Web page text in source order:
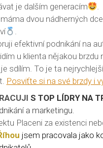
je dalším generacím
.
dvou nádherných
.
efektivní podnikání na
u klienta nějakou brzdu
sdílím. To je ta
Posviťte si na své brzdy i
S TOP LÍDRY NA
a marketingu.
Placeni za existenci
jsem pracovala jako